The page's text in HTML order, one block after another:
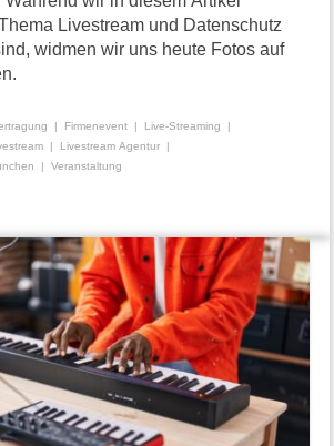
Livestream und Datenschutz
widmen wir uns heute Fotos auf
Firmenevent
Live-Streaming
Livestream Agentur
Veranstaltung